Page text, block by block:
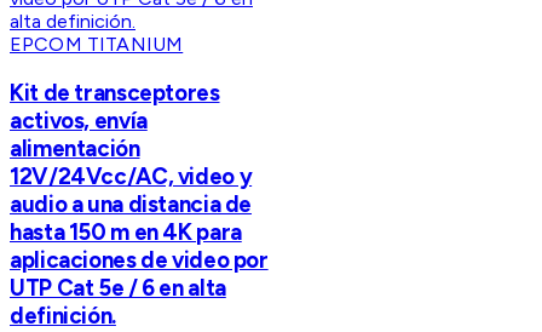
EPCOM TITANIUM
Kit de transceptores
activos, envía
alimentación
12V/24Vcc/AC, video y
audio a una distancia de
hasta 150 m en 4K para
aplicaciones de video por
UTP Cat 5e / 6 en alta
definición.